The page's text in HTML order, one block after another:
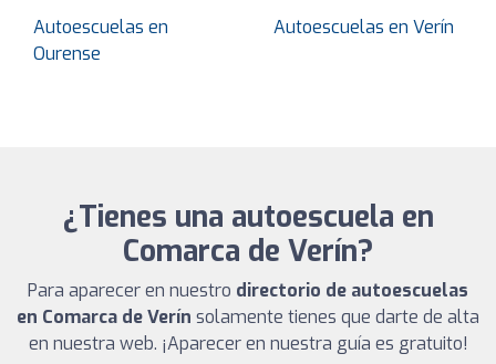
Autoescuelas en
Ourense
Autoescuelas en Verín
¿Tienes una autoescuela en
Comarca de Verín?
Para aparecer en nuestro directorio de autoescuelas
en Comarca de Verín solamente tienes que darte de alta
en nuestra web. ¡Aparecer en nuestra guía es gratuito!